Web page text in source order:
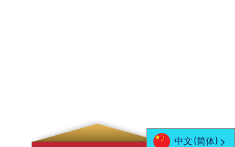
中文 (简体)